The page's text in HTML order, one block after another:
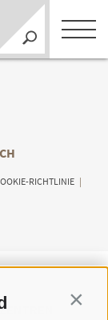
RICHTLINIE |